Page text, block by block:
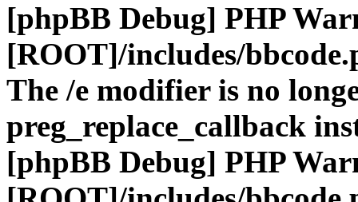
[phpBB Debug] PHP
[ROOT]/includes/
The /e modifier is no
preg_replace_callback
[phpBB Debug] PHP